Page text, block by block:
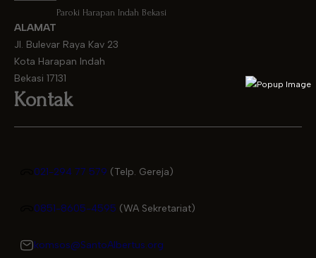
Paroki Harapan Indah Bekasi
ALAMAT
Jl. Bulevar Raya Kav 23
Kota Harapan Indah
Bekasi 17131
Kontak
021-294 77 579 (Telp. Gereja)
0851-8605-4595 (WA Sekretariat)
komsos@SantoAlbertus.org